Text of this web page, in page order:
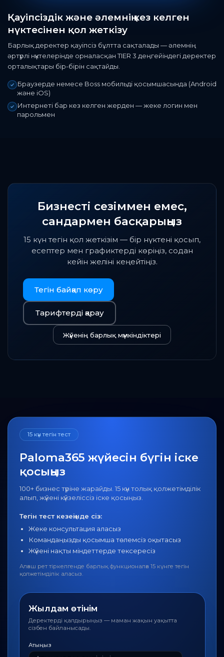
Қауіпсіздік және әлемнің кез келген
нүктесінен қол жеткізу
Барлық деректер қауіпсіз бұлтта сақталады — әлемнің
әртүрлі нүктелерінде орналасқан TIER 3 деңгейіндегі деректер
орталықтары бір-бірін сақтайды.
Браузерде немесе Boss мобильді қосымшасында (Android
және iOS)
Интернеті бар кез келген жерден — жеке логин мен
парольмен
Бизнесті сезіммен емес,
сандармен басқарыңыз
15 күн тегін қол жеткізім — бір нүктені қосып,
есептер мен графиктерді көріңіз, содан
кейін желіні кеңейтіңіз.
Тегін байқап көру
Тарифтерді қарау
Жүйенің барлық мүмкіндіктері
15 күн тегін тест
Paloma365 жүйесін бүгін іске
қосыңыз
100+ бизнес түріне жарайды. 15 күн толық қолжетімділік
алып, жүйені күйзеліссіз іске қосыңыз.
Тегін тест кезеңінде сіз:
Жеке консультация аласыз
Командаңызды қосымша төлемсіз оқытасыз
Жүйені нақты міндеттерде тексересіз
Алғаш рет тіркелгенде барлық функционалға 15 күнге тегін
қолжетімділік аласыз.
Жылдам өтінім
Деректерді қалдырыңыз — маман жақын уақытта
сізбен байланысады.
Атыңыз